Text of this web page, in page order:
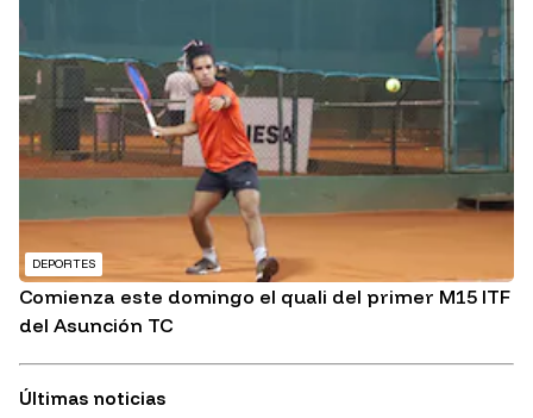
DEPORTES
Comienza este domingo el quali del primer M15 ITF
del Asunción TC
Últimas noticias